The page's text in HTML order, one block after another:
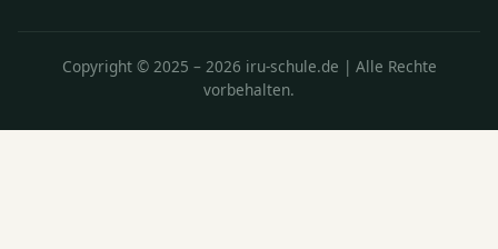
Copyright © 2025 – 2026 iru-schule.de | Alle Rechte
vorbehalten.